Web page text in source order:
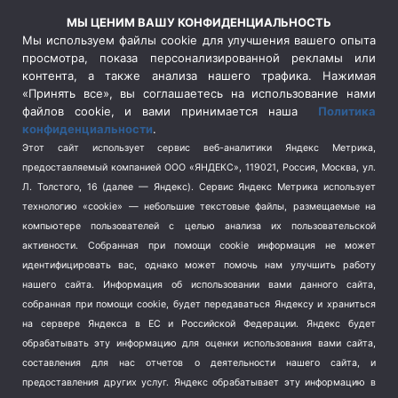
Сельское хозяйство (3)
Социальная политика
(3)
Спецоперация в Украине
Спецоперация на Украине
(404)
Спорт (740)
Терроризм (1)
Транспорт (262)
Туризм (178)
Флот (76)
Школа и спорт (2)
Экология (8)
Экономика (1172)
МЫ ЦЕНИМ ВАШУ КОНФИДЕНЦИАЛЬНОСТЬ
Мы используем файлы cookie для улучшения вашего опыта
просмотра, показа персонализированной рекламы или
контента, а также анализа нашего трафика. Нажимая
«Принять все», вы соглашаетесь на использование нами
файлов cookie, и вами принимается наша Политика
конфиденциальности.
Этот сайт использует сервис веб-аналитики Яндекс Метрика,
предоставляемый компанией ООО «ЯНДЕКС», 119021, Россия, Москва, ул.
Л. Толстого, 16 (далее — Яндекс). Сервис Яндекс Метрика использует
технологию «cookie» — небольшие текстовые файлы, размещаемые на
компьютере пользователей с целью анализа их пользовательской
активности.
Собранная при помощи cookie информация не может
идентифицировать вас, однако может помочь нам улучшить работу
нашего сайта. Информация об использовании вами данного сайта,
собранная при помощи cookie, будет передаваться Яндексу и храниться
на сервере Яндекса в ЕС и Российской Федерации. Яндекс будет
обрабатывать эту информацию для оценки использования вами сайта,
составления для нас отчетов о деятельности нашего сайта, и
предоставления других услуг. Яндекс обрабатывает эту информацию в